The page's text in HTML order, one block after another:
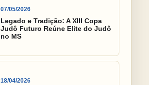
07/05/2026
Legado e Tradição: A XIII Copa
Judô Futuro Reúne Elite do Judô
no MS
18/04/2026